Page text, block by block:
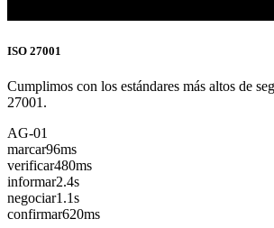
ISO 27001
Cumplimos con los estándares más altos de
27001.
AG-01
marcar96ms
verificar480ms
informar2.4s
negociar1.1s
confirmar620ms